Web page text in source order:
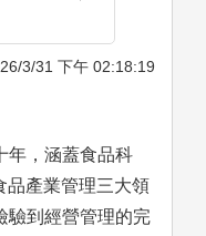
3/31 下午 02:18:19
年，涵蓋食品科
品產業管理三大領
驗到經營管理的完